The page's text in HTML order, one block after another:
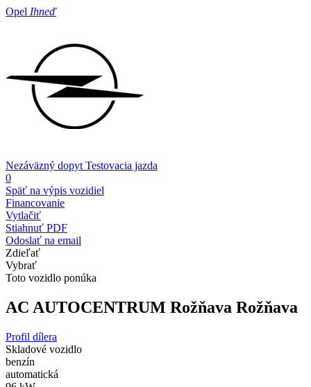
Opel Ihneď
Nezáväzný dopyt Testovacia jazda
0
Späť na výpis vozidiel
Financovanie
Vytlačiť
Stiahnuť PDF
Odoslať na email
Zdieľať
Vybrať
Toto vozidlo ponúka
AC AUTOCENTRUM Rožňava Rožňava
Profil dílera
Skladové vozidlo
benzín
automatická